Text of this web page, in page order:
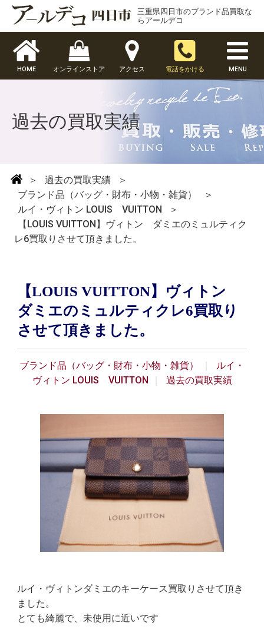
三重県四日市のブランド品買取な
らアールデコ
HOME オンラインストア アクセス 電話をかける MENU
過去の買取実績
＞ 過去の買取実績
＞
ブランド品（バッグ・財布・小物・雑貨）
＞
ルイ・ヴィトン LOUIS VUITTON
＞
【LOUIS VUITTON】ヴィトン ダミエのミュルティク
レ6買取りさせて頂きました。
【LOUIS VUITTON】ヴィトン
ダミエのミュルティクレ6買取り
させて頂きました。
ブランド品（バッグ・財布・小物・雑貨）
ルイ・
ヴィトン LOUIS VUITTON
過去の買取実績
ルイ・ヴィトンダミエのキーケース買取りさせて頂き
ました。
とても綺麗で、未使用に近いです